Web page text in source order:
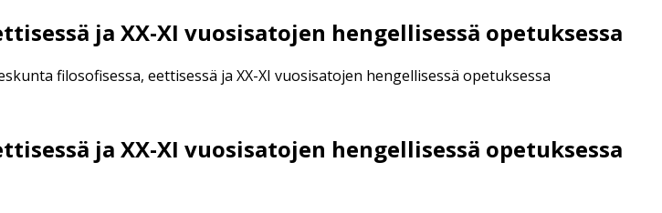
ja XX-XI vuosisatojen hengellisessä opetuksessa
filosofisessa, eettisessä ja XX-XI vuosisatojen hengellisessä opetuksessa
ja XX-XI vuosisatojen hengellisessä opetuksessa